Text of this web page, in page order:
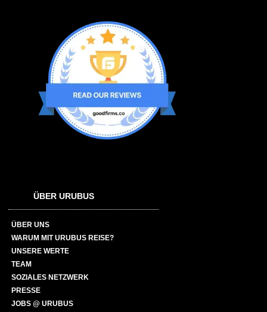
ÜBER URUBUS
ÜBER UNS
WARUM MIT URUBUS REISE?
UNSERE WERTE
TEAM
SOZIALES NETZWERK
PRESSE
JOBS @ URUBUS